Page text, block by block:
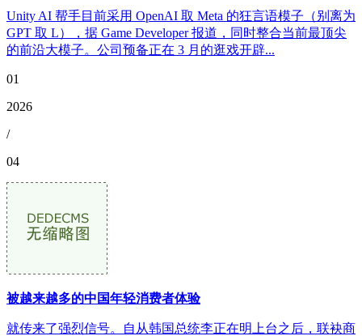
Unity AI 帮手目前采用 OpenAI 取 Meta 的狂言语模子（别离为
GPT 取 L），据 Game Developer 报道，同时整合当前最顶尖
的前沿大模子。公司预备正在 3 月的逛戏开辟...
01
2026
/
04
被越来越多的中国年轻消费者体验
就传来了强烈信号。自从韩国总统李正在明上台之后，联袂商